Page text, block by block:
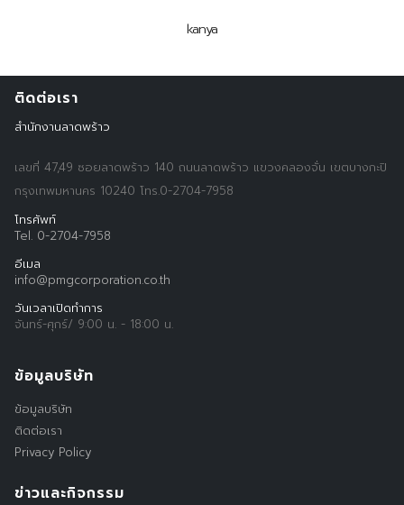
Search
for:
Search
kanya
ติดต่อเรา
สำนักงานลาดพร้าว
เลขที่ 47,49 ซอยลาดพร้าว 140 ถนนลาดพร้าว แขวงคลองจั่น เขตบางกะปิ
กรุงเทพมหานคร 10240 โทร.0-2704-7958
โทรศัพท์
Tel. 0-2704-7958
อีเมล
info@pmgcorporation.co.th
วันเวลาเปิดทำการ
จันทร์-ศุกร์/ 9:00 น. - 18:00 น.
ข้อมูลบริษัท
ข้อมูลบริษัท
ติดต่อเรา
Privacy Policy
ข่าวและกิจกรรม